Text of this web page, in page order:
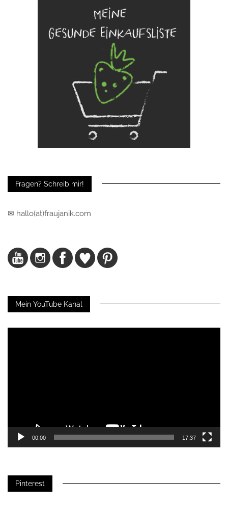
Fragen? Schreib mir!
✉ hallo(at)fraujanik.com
Mein YouTube Kanal
00:00 17:37
Pinterest